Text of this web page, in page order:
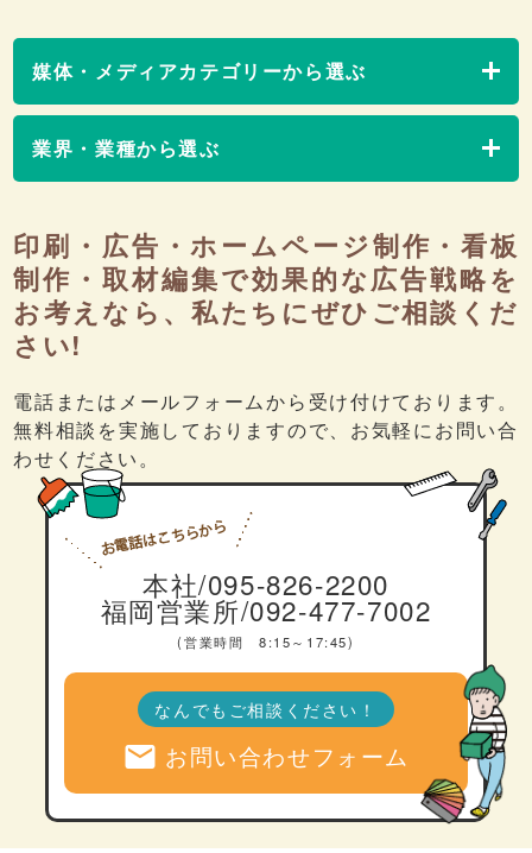
媒体・メディアカテゴリーから選ぶ
業界・業種から選ぶ
印刷・広告・ホームページ制作・看板
制作・取材編集で効果的な広告戦略を
お考えなら、私たちにぜひご相談くだ
さい!
電話またはメールフォームから受け付けております。
無料相談を実施しておりますので、お気軽にお問い合
わせください。
本社/095-826-2200
福岡営業所/092-477-7002
(営業時間 8:15～17:45)
なんでもご相談ください！
mail お問い合わせフォーム